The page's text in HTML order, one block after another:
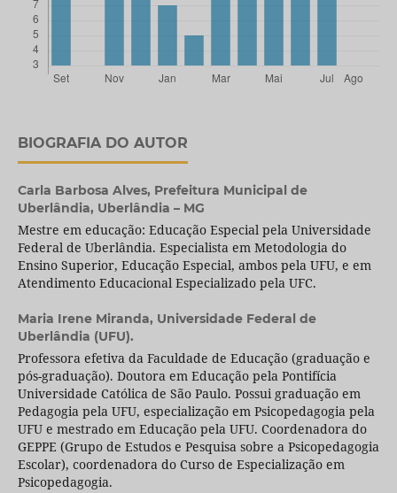
BIOGRAFIA DO AUTOR
Carla Barbosa Alves, Prefeitura Municipal de
Uberlândia, Uberlândia – MG
Mestre em educação: Educação Especial pela Universidade
Federal de Uberlândia. Especialista em Metodologia do
Ensino Superior, Educação Especial, ambos pela UFU, e em
Atendimento Educacional Especializado pela UFC.
Maria Irene Miranda, Universidade Federal de
Uberlândia (UFU).
Professora efetiva da Faculdade de Educação (graduação e
pós-graduação). Doutora em Educação pela Pontifícia
Universidade Católica de São Paulo. Possui graduação em
Pedagogia pela UFU, especialização em Psicopedagogia pela
UFU e mestrado em Educação pela UFU. Coordenadora do
GEPPE (Grupo de Estudos e Pesquisa sobre a Psicopedagogia
Escolar), coordenadora do Curso de Especialização em
Psicopedagogia.